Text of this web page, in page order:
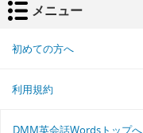
メニュー
初めての方へ
利用規約
DMM英会話Wordsトップへ